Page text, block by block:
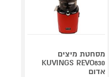
מסחטת מיצים
KUVINGS REVO830
אדום